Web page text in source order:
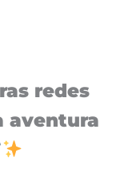
redes
aventura